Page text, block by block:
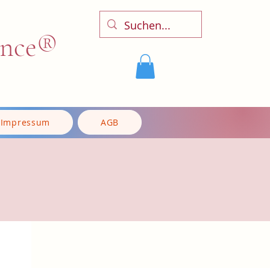
Impressum AGB